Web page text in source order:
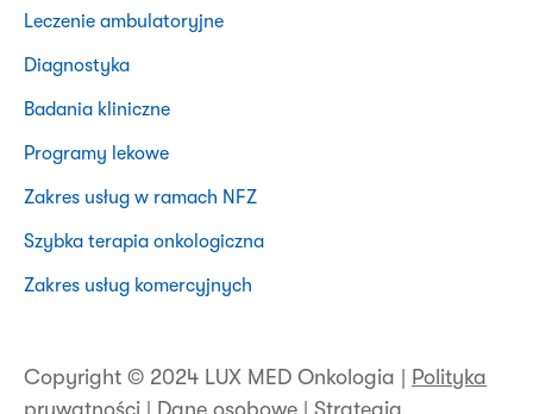
Leczenie ambulatoryjne
Diagnostyka
Badania kliniczne
Programy lekowe
Zakres usług w ramach NFZ
Szybka terapia onkologiczna
Zakres usług komercyjnych
Copyright © 2024 LUX MED Onkologia |
Polityka